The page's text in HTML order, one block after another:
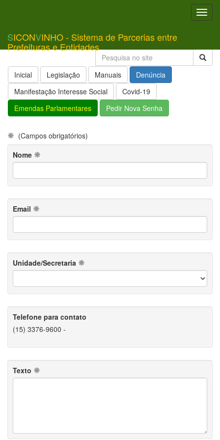
SICONVINHO - Sistema de Parcerias entre
Prefeituras e Entidades
Inicial Legislação Manuais
Denúncia
Manifestação Interesse Social
Covid-19
Emendas Parlamentares
Pedir Nova Senha
(Campos obrigatórios)
Nome
Email
Unidade/Secretaria
Telefone para contato
(15) 3376-9600 -
Texto